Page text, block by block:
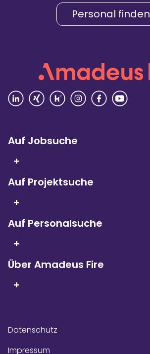
Personal finden
Auf Jobsuche
+
Auf Projektsuche
+
Auf Personalsuche
+
Über Amadeus Fire
+
Datenschutz
Impressum